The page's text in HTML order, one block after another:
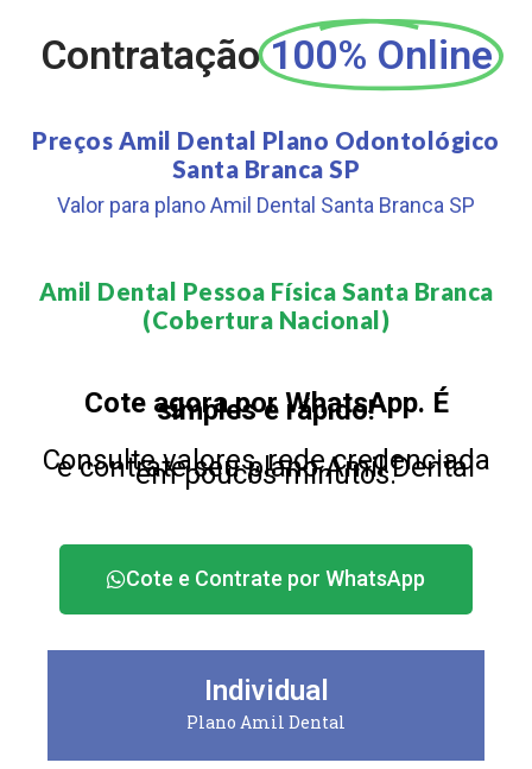
Contratação 100% Online
Preços Amil Dental Plano Odontológico
Santa Branca SP
Valor para plano Amil Dental Santa Branca SP
Amil Dental Pessoa Física Santa Branca
(Cobertura Nacional)​
Cote agora por WhatsApp. É
simples e rápido!
Consulte valores, rede credenciada
e contrate seu plano Amil Dental
em poucos minutos.
Cote e Contrate por WhatsApp
Individual
Plano Amil Dental